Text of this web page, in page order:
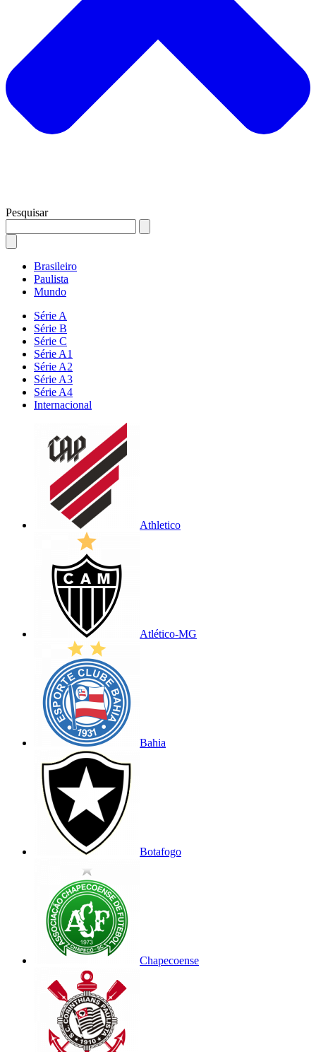
Pesquisar
Brasileiro
Paulista
Mundo
Série A
Série B
Série C
Série A1
Série A2
Série A3
Série A4
Internacional
Athletico
Atlético-MG
Bahia
Botafogo
Chapecoense